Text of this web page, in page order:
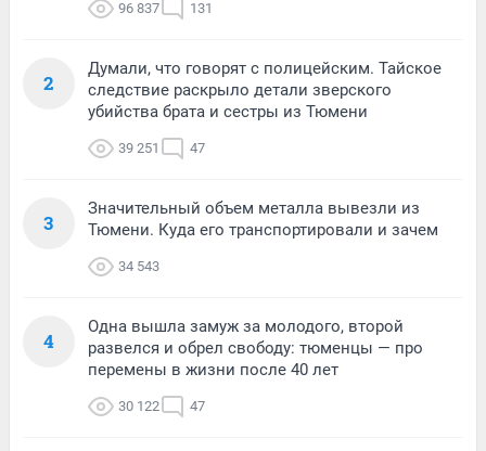
96 837 131
2
Думали, что говорят с полицейским. Тайское
следствие раскрыло детали зверского
убийства брата и сестры из Тюмени
39 251 47
3
Значительный объем металла вывезли из
Тюмени. Куда его транспортировали и зачем
34 543
4
Одна вышла замуж за молодого, второй
развелся и обрел свободу: тюменцы — про
перемены в жизни после 40 лет
30 122 47